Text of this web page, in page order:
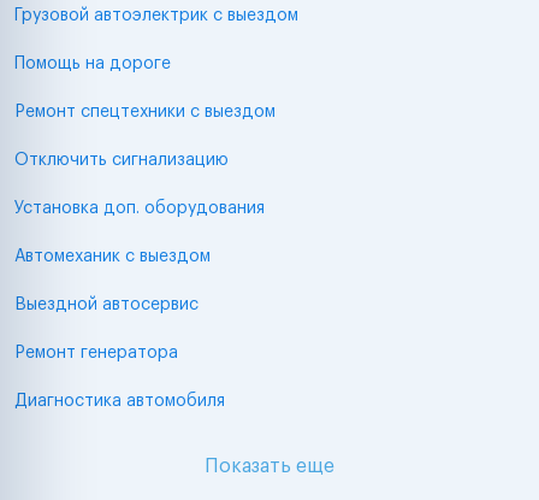
Грузовой автоэлектрик с выездом
Помощь на дороге
Ремонт спецтехники с выездом
Отключить сигнализацию
Установка доп. оборудования
Автомеханик с выездом
Выездной автосервис
Ремонт генератора
Диагностика автомобиля
Показать еще